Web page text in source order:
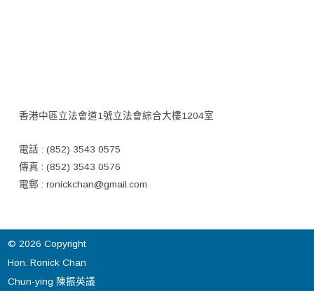
香港中區立法會道1號立法會綜合大樓1204室
電話 : (852) 3543 0575
傳真 : (852) 3543 0576
電郵 :ronickchan@gmail.com
© 2026 Copyright
Hon. Ronick Chan
Chun-ying 陳振英議